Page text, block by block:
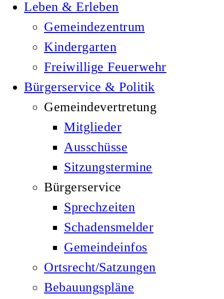
Leben & Erleben
Gemeindezentrum
Kindergarten
Freiwillige Feuerwehr
Bürgerservice & Politik
Gemeindevertretung
Mitglieder
Ausschüsse
Sitzungstermine
Bürgerservice
Sprechzeiten
Schadensmelder
Gemeindeinfos
Ortsrecht/Satzungen
Bebauungspläne